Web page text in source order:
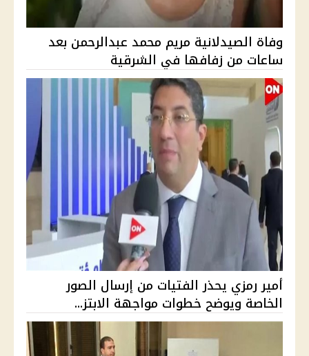
وفاة الصيدلانية مريم محمد عبدالرحمن بعد
ساعات من زفافها في الشرقية
أمير رمزي يحذر الفتيات من إرسال الصور
الخاصة ويوضح خطوات مواجهة الابتز...